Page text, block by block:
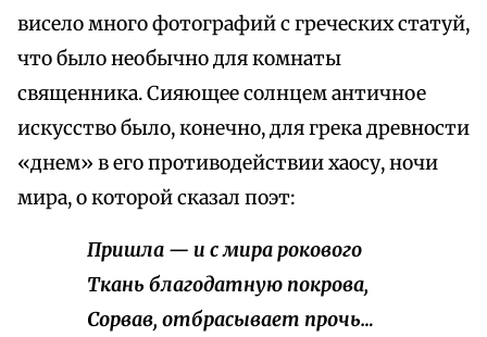
висело много фотографий с греческих статуй,
что было необычно для комнаты
священника. Сияющее солнцем античное
искусство было, конечно, для грека древности
«днем» в его противодействии хаосу, ночи
мира, о которой сказал поэт:
Пришла — и с мира рокового
Ткань благодатную покрова,
Сорвав, отбрасывает прочь…